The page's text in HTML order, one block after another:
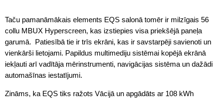
Taču pamanāmākais elements EQS salonā tomēr ir milzīgais 56
collu MBUX Hyperscreen, kas izstiepies visa priekšējā paneļa
garumā. Patiesībā tie ir trīs ekrāni, kas ir savstarpēji savienoti un
vienkārši lietojami. Papildus multimediju sistēmai kopējā ekrānā
iekļauti arī vadītāja mērinstrumenti, navigācijas sistēma un dažādi
automašīnas iestatījumi.
Zināms, ka EQS tiks ražots Vācijā un apgādāts ar 108 kWh